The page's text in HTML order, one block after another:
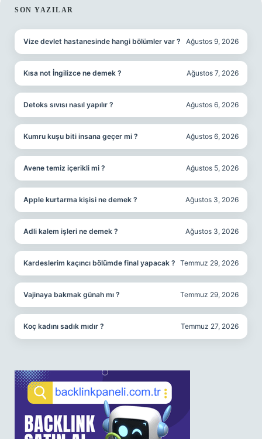
SIDEBAR
SON YAZILAR
Vize devlet hastanesinde hangi bölümler var ? Ağustos 9, 2026
Kısa not İngilizce ne demek ? Ağustos 7, 2026
Detoks sıvısı nasıl yapılır ? Ağustos 6, 2026
Kumru kuşu biti insana geçer mi ? Ağustos 6, 2026
Avene temiz içerikli mi ? Ağustos 5, 2026
Apple kurtarma kişisi ne demek ? Ağustos 3, 2026
Adli kalem işleri ne demek ? Ağustos 3, 2026
Kardeslerim kaçıncı bölümde final yapacak ? Temmuz 29, 2026
Vajinaya bakmak günah mı ? Temmuz 29, 2026
Koç kadını sadık mıdır ? Temmuz 27, 2026